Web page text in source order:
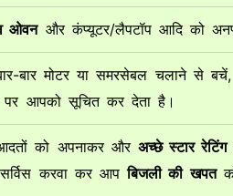
ओवनऔर कंप्यूटर/लैपटॉप आदि को
बार मोटर या समरसेबल चलाने से
आपको सूचित कर देता है।
को अपनाकर औरअच्छे स्टार रेटिंग
करवा कर आपबिजली की खपत